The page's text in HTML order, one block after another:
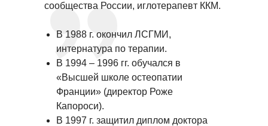
сообщества России, иглотерапевт ККМ.
В 1988 г. окончил ЛСГМИ,
интернатура по терапии.
В 1994 – 1996 гг. обучался в
«Высшей школе остеопатии
Франции» (директор Роже
Капороси).
В 1997 г. защитил диплом доктора